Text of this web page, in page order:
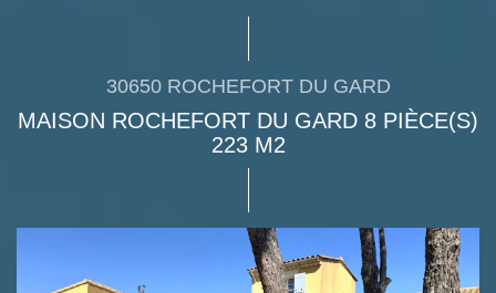
30650 ROCHEFORT DU GARD
MAISON ROCHEFORT DU GARD 8 PIÈCE(S)
223 M2